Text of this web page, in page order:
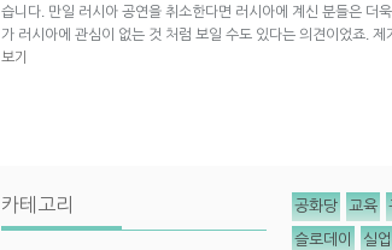
습니다. 만일 러시아 공연을 취소한다면 러시아에 계신 분들은 더
가 러시아에 관심이 없는 것 처럼 보일 수도 있다는 의견이었죠. 제
보기
카테고리 공화당 교육
슬로데이 실